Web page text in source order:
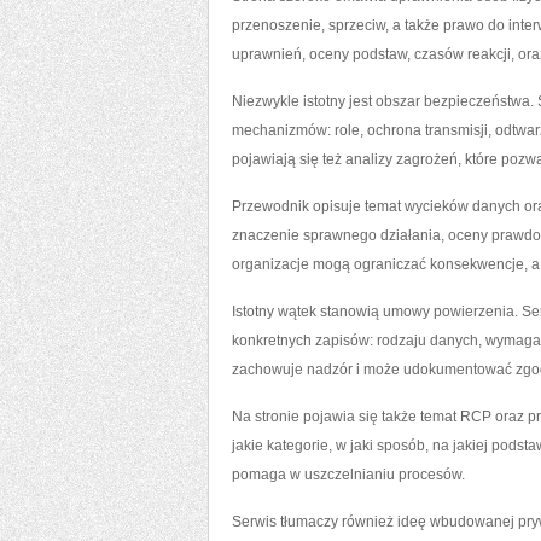
przenoszenie, sprzeciw, a także prawo do
uprawnień, oceny podstaw, czasów reakcji,
Niezwykle istotny jest obszar bezpieczeństwa.
mechanizmów: role, ochrona transmisji,
pojawiają się też analizy zagrożeń, które
Przewodnik opisuje temat wycieków danych
znaczenie sprawnego działania, oceny
organizacje mogą ograniczać konsekwencje,
Istotny wątek stanowią umowy powierzenia.
konkretnych zapisów: rodzaju danych,
zachowuje nadzór i może udokumentować
Na stronie pojawia się także temat RCP oraz
jakie kategorie, w jaki sposób, na jakiej
pomaga w uszczelnianiu procesów.
Serwis tłumaczy również ideę wbudowanej